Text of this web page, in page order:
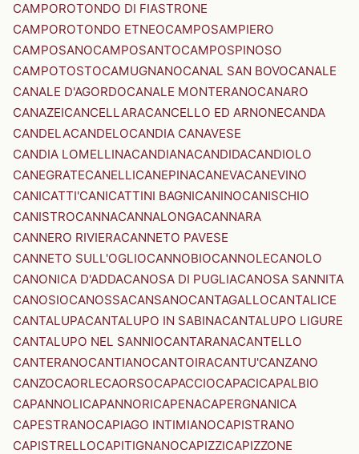
CAMPOROTONDO DI FIASTRONE
CAMPOROTONDO ETNEOCAMPOSAMPIERO
CAMPOSANOCAMPOSANTOCAMPOSPINOSO
CAMPOTOSTOCAMUGNANOCANAL SAN BOVOCANALE
CANALE D'AGORDOCANALE MONTERANOCANARO
CANAZEICANCELLARACANCELLO ED ARNONECANDA
CANDELACANDELOCANDIA CANAVESE
CANDIA LOMELLINACANDIANACANDIDACANDIOLO
CANEGRATECANELLICANEPINACANEVACANEVINO
CANICATTI'CANICATTINI BAGNICANINOCANISCHIO
CANISTROCANNACANNALONGACANNARA
CANNERO RIVIERACANNETO PAVESE
CANNETO SULL'OGLIOCANNOBIOCANNOLECANOLO
CANONICA D'ADDACANOSA DI PUGLIACANOSA SANNITA
CANOSIOCANOSSACANSANOCANTAGALLOCANTALICE
CANTALUPACANTALUPO IN SABINACANTALUPO LIGURE
CANTALUPO NEL SANNIOCANTARANACANTELLO
CANTERANOCANTIANOCANTOIRACANTU'CANZANO
CANZOCAORLECAORSOCAPACCIOCAPACICAPALBIO
CAPANNOLICAPANNORICAPENACAPERGNANICA
CAPESTRANOCAPIAGO INTIMIANOCAPISTRANO
CAPISTRELLOCAPITIGNANOCAPIZZICAPIZZONE